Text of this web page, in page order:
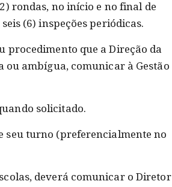
rondas, no início e no final de
(6) inspeções periódicas.
que a Direção da
ou ambígua, comunicar à Gestão
solicitado.
seu turno (preferencialmente no
deverá comunicar o Diretor